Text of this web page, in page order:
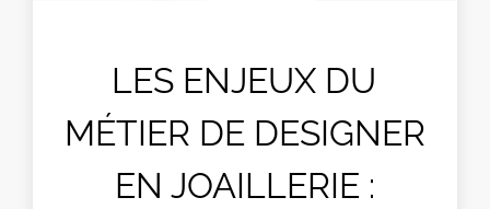
LES ENJEUX DU
MÉTIER DE DESIGNER
EN JOAILLERIE :